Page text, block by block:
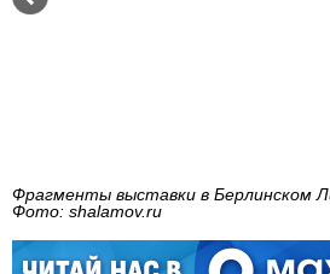
Фрагменты выставки в Берлинском
Фото: shalamov.ru